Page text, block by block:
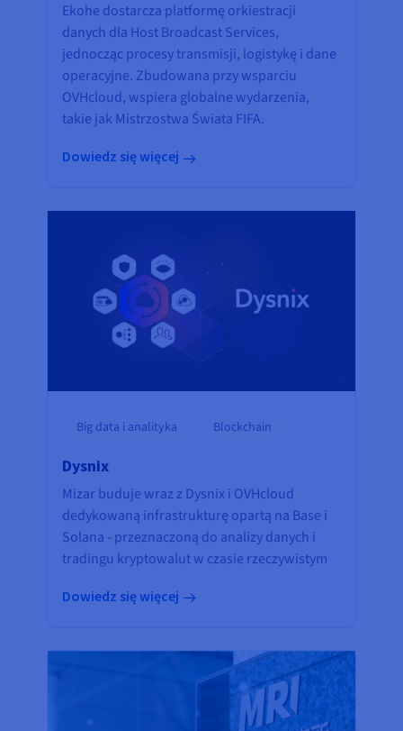
Ekohe dostarcza platformę orkiestracji
danych dla Host Broadcast Services,
jednocząc procesy transmisji, logistykę i dane
operacyjne. Zbudowana przy wsparciu
OVHcloud, wspiera globalne wydarzenia,
takie jak Mistrzostwa Świata FIFA.
Dowiedz się więcej
Big data i analityka Blockchain
Dysnix
Mizar buduje wraz z Dysnix i OVHcloud
dedykowaną infrastrukturę opartą na Base i
Solana - przeznaczoną do analizy danych i
tradingu kryptowalut w czasie rzeczywistym
Dowiedz się więcej